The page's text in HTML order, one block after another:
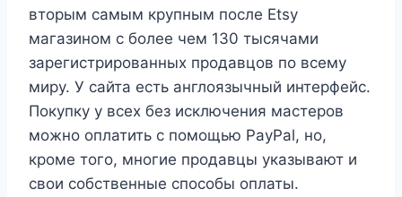
вторым самым крупным после Etsy
магазином с более чем 130 тысячами
зарегистрированных продавцов по всему
миру. У сайта есть англоязычный интерфейс.
Покупку у всех без исключения мастеров
можно оплатить с помощью PayPal, но,
кроме того, многие продавцы указывают и
свои собственные способы оплаты.